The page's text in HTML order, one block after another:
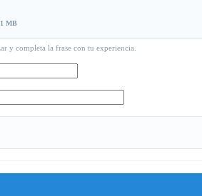
MB
y completa la frase con tu experiencia.